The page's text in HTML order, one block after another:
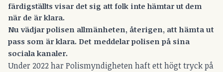
färdigställts visar det sig att folk inte hämtar ut dem
när de är klara.
Nu vädjar polisen allmänheten, återigen, att hämta ut
pass som är klara. Det meddelar polisen på sina
sociala kanaler.
Under 2022 har Polismyndigheten haft ett högt tryck på